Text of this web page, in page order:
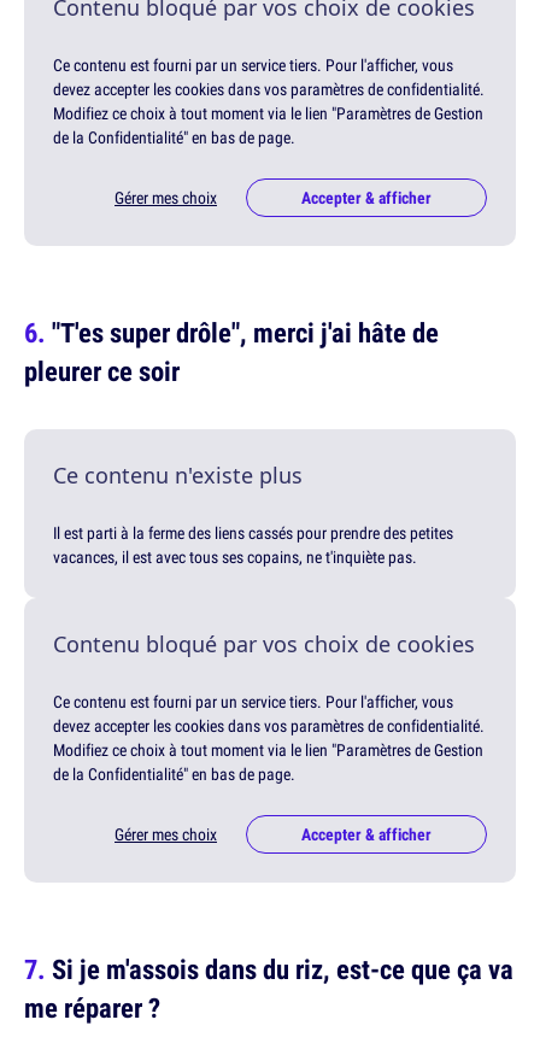
Contenu bloqué par vos choix de cookies
Ce contenu est fourni par un service tiers. Pour l'afficher, vous
devez accepter les cookies dans vos paramètres de confidentialité.
Modifiez ce choix à tout moment via le lien "Paramètres de Gestion
de la Confidentialité" en bas de page.
Gérer mes choix Accepter & afficher
"T'es super drôle", merci j'ai hâte de
pleurer ce soir
Ce contenu n'existe plus
Il est parti à la ferme des liens cassés pour prendre des petites
vacances, il est avec tous ses copains, ne t'inquiète pas.
Contenu bloqué par vos choix de cookies
Ce contenu est fourni par un service tiers. Pour l'afficher, vous
devez accepter les cookies dans vos paramètres de confidentialité.
Modifiez ce choix à tout moment via le lien "Paramètres de Gestion
de la Confidentialité" en bas de page.
Gérer mes choix Accepter & afficher
Si je m'assois dans du riz, est-ce que ça va
me réparer ?